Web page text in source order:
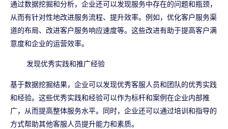
通过数据挖掘和分析，企业还可以发现服务中存在的问题和瓶颈，
从而有针对性地改进服务流程、提升效率。例如，优化客户服务渠
道的布局、改进客户服务响应速度等。这些改进有助于提高客户满
意度和企业的运营效率。
发现优秀实践和推广经验
基于数据挖掘结果，企业可以发现优秀客服人员和团队的优秀实践
和经验。这些优秀实践和经验可以作为标杆和案例在企业内部推
广，从而提高整体服务水平。同时，企业还可以通过培训和指导的
方式帮助其他客服人员提升能力和素质。